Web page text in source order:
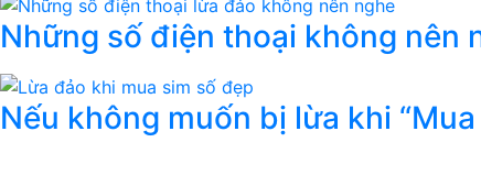
Những số điện thoại không nên
Nếu không muốn bị lừa khi